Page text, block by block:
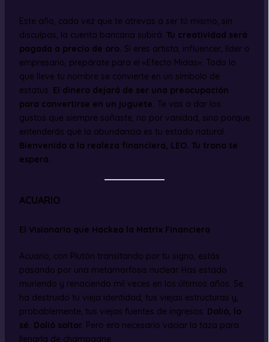
Este año, cada vez que te atrevas a ser tú mismo, sin
disculpas, la cuenta bancaria subirá. Tu creatividad será
pagada a precio de oro. Si eres artista, influencer, líder o
empresario, prepárate para el «Efecto Midas». Todo lo
que lleve tu nombre se convierte en un símbolo de
estatus. El dinero dejará de ser una preocupación
para convertirse en un juguete. Te vas a dar los
gustos que siempre soñaste, no por vanidad, sino porque
entenderás que la abundancia es tu estado natural.
Bienvenido a la realeza financiera, LEO. Tu trono te
espera.
ACUARIO
El Visionario que Hackea la Matrix Financiera
Acuario, con Plutón transitando por tu signo, estás
pasando por una metamorfosis nuclear. Has estado
muriendo y renaciendo mil veces en los últimos años. Se
ha destruido tu vieja identidad, tus viejas estructuras y,
probablemente, tus viejas fuentes de ingresos. Dolió, lo
sé. Dolió soltar. Pero era necesario vaciar la taza para
llenarla de champagne.